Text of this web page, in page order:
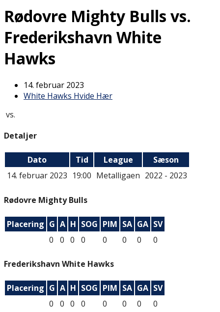
Rødovre Mighty Bulls vs.
Frederikshavn White
Hawks
14. februar 2023
White Hawks Hvide Hær
vs.
Detaljer
Dato Tid League
Sæson
14. februar 2023 19:00 Metalligaen 2022 - 2023
Rødovre Mighty Bulls
Placering G A H SOG PIM SA GA SV
0
0 0 0 0 0 0 0
Frederikshavn White Hawks
Placering G A H SOG PIM SA GA SV
0
0 0 0 0 0 0 0